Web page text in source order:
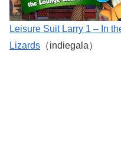
Leisure Suit Larry 1 – In
Lizards （indiegala）